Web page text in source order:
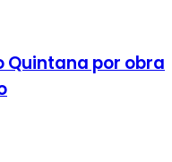
Quintana por obra